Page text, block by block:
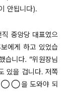
안됩니다).
중앙당 대표였으
에게 하고 있었습
습니다. “위원장님
있을 겁니다. 저쪽
◯◯◯을 도와야 되